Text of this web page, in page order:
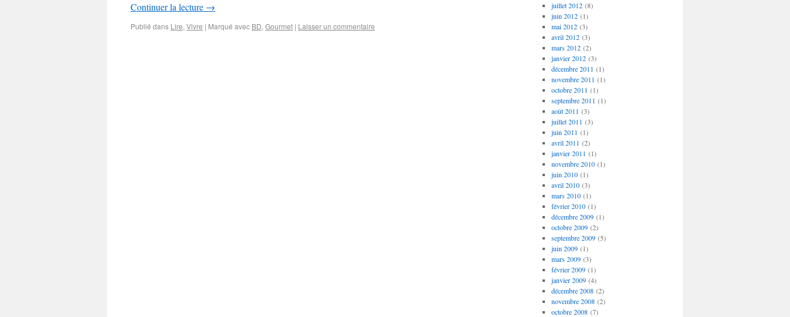
Continuer la lecture →
Publié dans Lire, Vivre | Marqué avec BD, Gourmet | Laisser un commentaire
juillet 2012(8)
juin 2012(1)
mai 2012(3)
avril 2012(3)
mars 2012(2)
janvier 2012(3)
décembre 2011 (1)
novembre 2011 (1)
octobre 2011 (1)
septembre 2011 (1)
août 2011 (3)
juillet 2011 (3)
juin 2011 (1)
avril 2011 (2)
janvier 2011 (1)
novembre 2010(1)
juin 2010(1)
avril 2010(3)
mars 2010(1)
février 2010(1)
décembre 2009(1)
octobre 2009(2)
septembre 2009(5)
juin 2009(1)
mars 2009(3)
février 2009(1)
janvier 2009(4)
décembre 2008(2)
novembre 2008(2)
octobre 2008(7)